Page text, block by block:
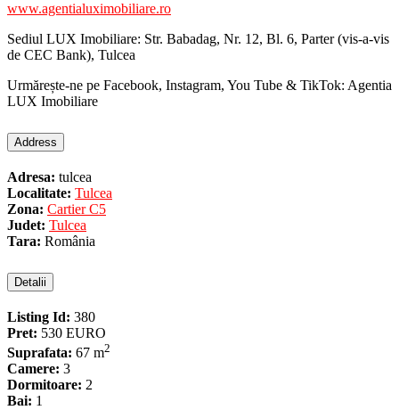
www.agentialuximobiliare.ro
Sediul LUX Imobiliare: Str. Babadag, Nr. 12, Bl. 6, Parter (vis-a-vis
de CEC Bank), Tulcea
Urmărește-ne pe Facebook, Instagram, You Tube & TikTok: Agentia
LUX Imobiliare
Address
Adresa: tulcea
Localitate: Tulcea
Zona: Cartier C5
Judet: Tulcea
Tara: România
Detalii
Listing Id: 380
Pret: 530 EURO
Suprafata: 67 m2
Camere: 3
Dormitoare: 2
Bai: 1